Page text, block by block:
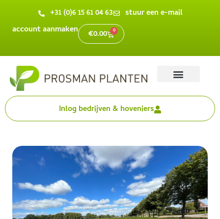
+31 (0)6 15 61 04 63
stuur een e-mail
account aanmaken
€0.00 0
Inlog bedrijven & hoveniers